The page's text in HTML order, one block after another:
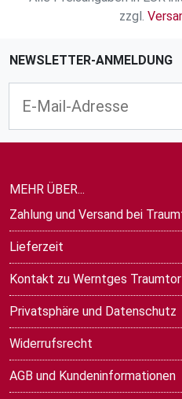
zzgl.
NEWSLETTER-ANMELDUNG
MEHR ÜBER...
Zahlung und Versand bei
Lieferzeit
Kontakt zu Werntges
Privatsphäre und Datenschutz
Widerrufsrecht
AGB und Kundeninformationen